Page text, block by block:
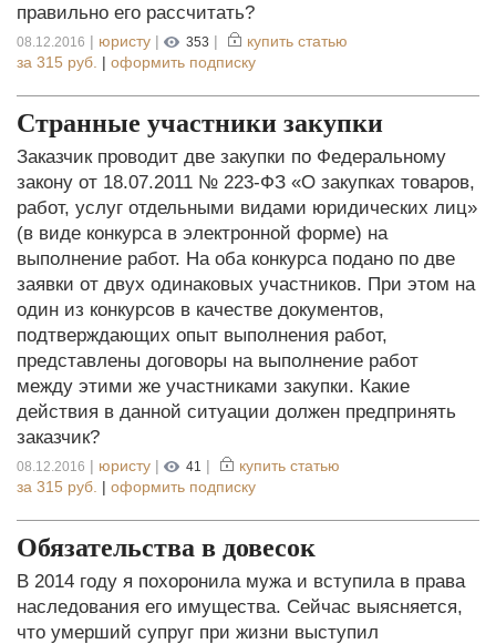
правильно его рассчитать?
08.12.2016 | юристу | 353 |
купить статью
за 315 руб. | оформить подписку
Странные участники закупки
Заказчик проводит две закупки по Федеральному
закону от 18.07.2011 № 223-ФЗ «О закупках товаров,
работ, услуг отдельными видами юридических лиц»
(в виде конкурса в электронной форме) на
выполнение работ. На оба конкурса подано по две
заявки от двух одинаковых участников. При этом на
один из конкурсов в качестве документов,
подтверждающих опыт выполнения работ,
представлены договоры на выполнение работ
между этими же участниками закупки. Какие
действия в данной ситуации должен предпринять
заказчик?
08.12.2016 | юристу | 41 |
купить статью
за 315 руб. | оформить подписку
Обязательства в довесок
В 2014 году я похоронила мужа и вступила в права
наследования его имущества. Сейчас выясняется,
что умерший супруг при жизни выступил